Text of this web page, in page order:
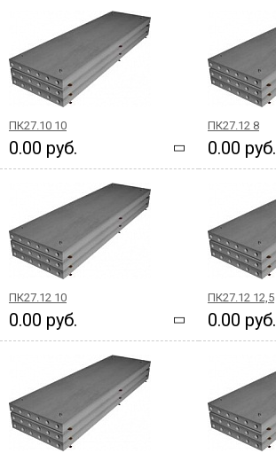
ПК27.10 10
0.00 руб.
ПК27.12 8
0.00 руб.
ПК27.12 10
0.00 руб.
ПК27.12 12,5
0.00 руб.